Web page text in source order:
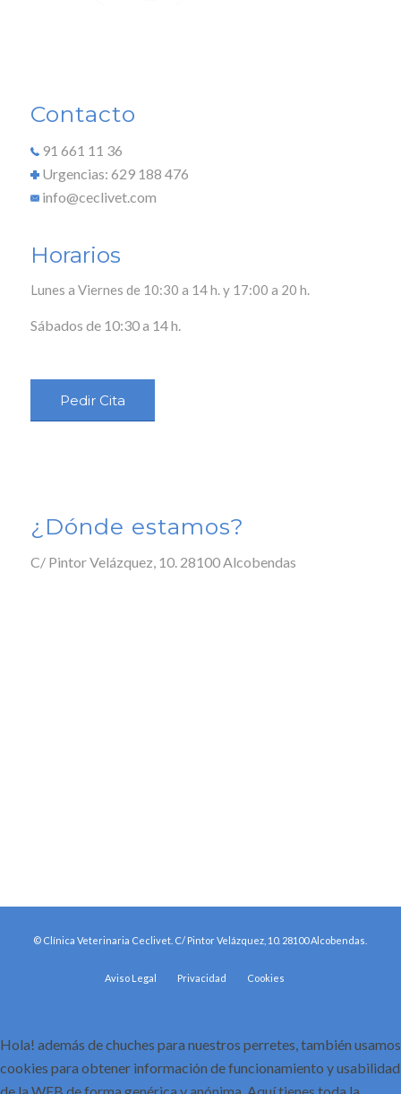
Contacto
91 661 11 36
Urgencias: 629 188 476
info@ceclivet.com
Horarios
Lunes a Viernes de 10:30 a 14 h. y 17:00 a 20 h.
Sábados de 10:30 a 14 h.
Pedir Cita
¿Dónde estamos?
C/ Pintor Velázquez, 10. 28100 Alcobendas
© Clínica Veterinaria Ceclivet. C/ Pintor Velázquez, 10. 28100 Alcobendas.
Aviso Legal Privacidad Cookies
Hola! además de chuches para nuestros perretes, también usamos
cookies para obtener información de funcionamiento y usabilidad